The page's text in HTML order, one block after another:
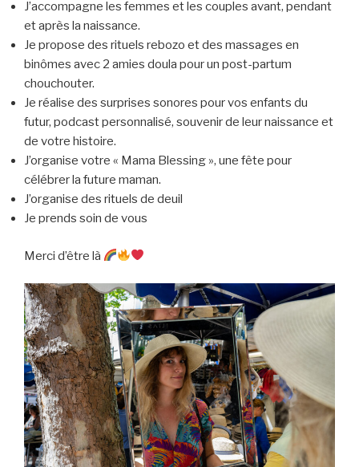
J’accompagne les femmes et les couples avant, pendant
et après la naissance.
Je propose des rituels rebozo et des massages en
binômes avec 2 amies doula pour un post-partum
chouchouter.
Je réalise des surprises sonores pour vos enfants du
futur, podcast personnalisé, souvenir de leur naissance et
de votre histoire.
J’organise votre « Mama Blessing », une fête pour
célébrer la future maman.
J’organise des rituels de deuil
Je prends soin de vous
Merci d’être là